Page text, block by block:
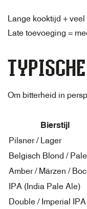
Lange kooktijd +
Late toevoeging =
Om bitterheid in
Bierstijl
Pilsner / Lager
Belgisch Blond /
Amber / Märzen /
IPA (India Pale Ale)
Double / Imperial IPA